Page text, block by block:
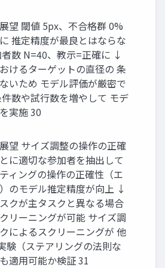
望 閾値 5px、不合格群 0%
推定精度が最良とはならな
者数 N=40、教示=正確に ↓
けるターゲットの直径の 条
いため モデル評価が厳密で
数や試行数を増やして モデ
実施 30
望 サイズ調整の操作の正確
に適切な参加者を抽出して
ィングの操作の正確性（エ
のモデル推定精度が向上 ↓
クが主タスクと異なる場合
リーニングが可能 サイズ調
によるスクリーニングが 他
験（ステアリングの法則な
適用可能か検証 31